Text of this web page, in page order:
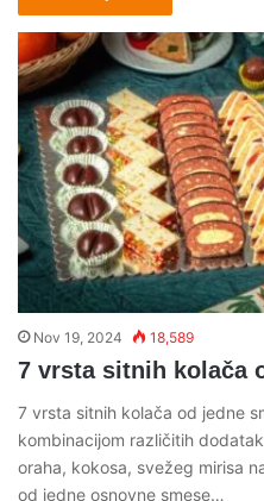
Nov 19, 2024 18,589
7 vrsta sitnih kolača
7 vrsta sitnih kolača od jedne
kombinacijom različitih
oraha, kokosa, svežeg mirisa
od jedne osnovne smese…